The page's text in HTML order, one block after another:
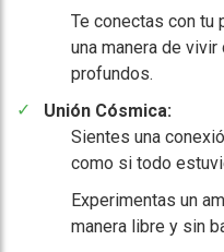
Te conectas con tu
una manera de
profundos.
Unión Cósmica:
Sientes una
como si todo
Experimentas un
manera libre y sin